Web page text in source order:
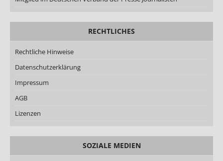
RECHTLICHES
Rechtliche Hinweise
Datenschutzerklärung
Impressum
AGB
Lizenzen
SOZIALE MEDIEN